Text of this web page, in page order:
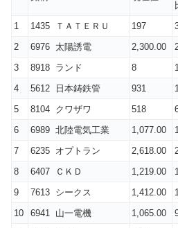
1 1435 ＴＡＴＥＲＵ 197
2
6976 太陽誘電 2,300.00
3
8918 ランド 8
4
5612 日本鋳鉄管 931
5
8104 クワザワ 518
6
6989 北陸電気工業 1,077.00
7
6235 オプトラン 2,618.00
8
6407 ＣＫＤ 1,219.00
9
7613 シークス 1,412.00
10
6941 山一電機 1,065.00